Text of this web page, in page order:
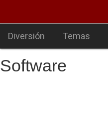
Diversión Temas
Software